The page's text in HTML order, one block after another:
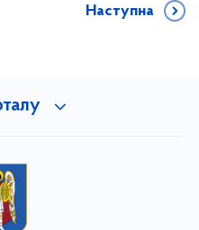
Наступна